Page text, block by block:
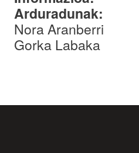
Arduradunak:
Nora Aranberri
Gorka Labaka